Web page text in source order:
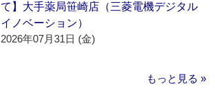
て】大手薬局笹崎店（三菱電機デジタル
イノベーション）
2026年07月31日 (金)
もっと見る »